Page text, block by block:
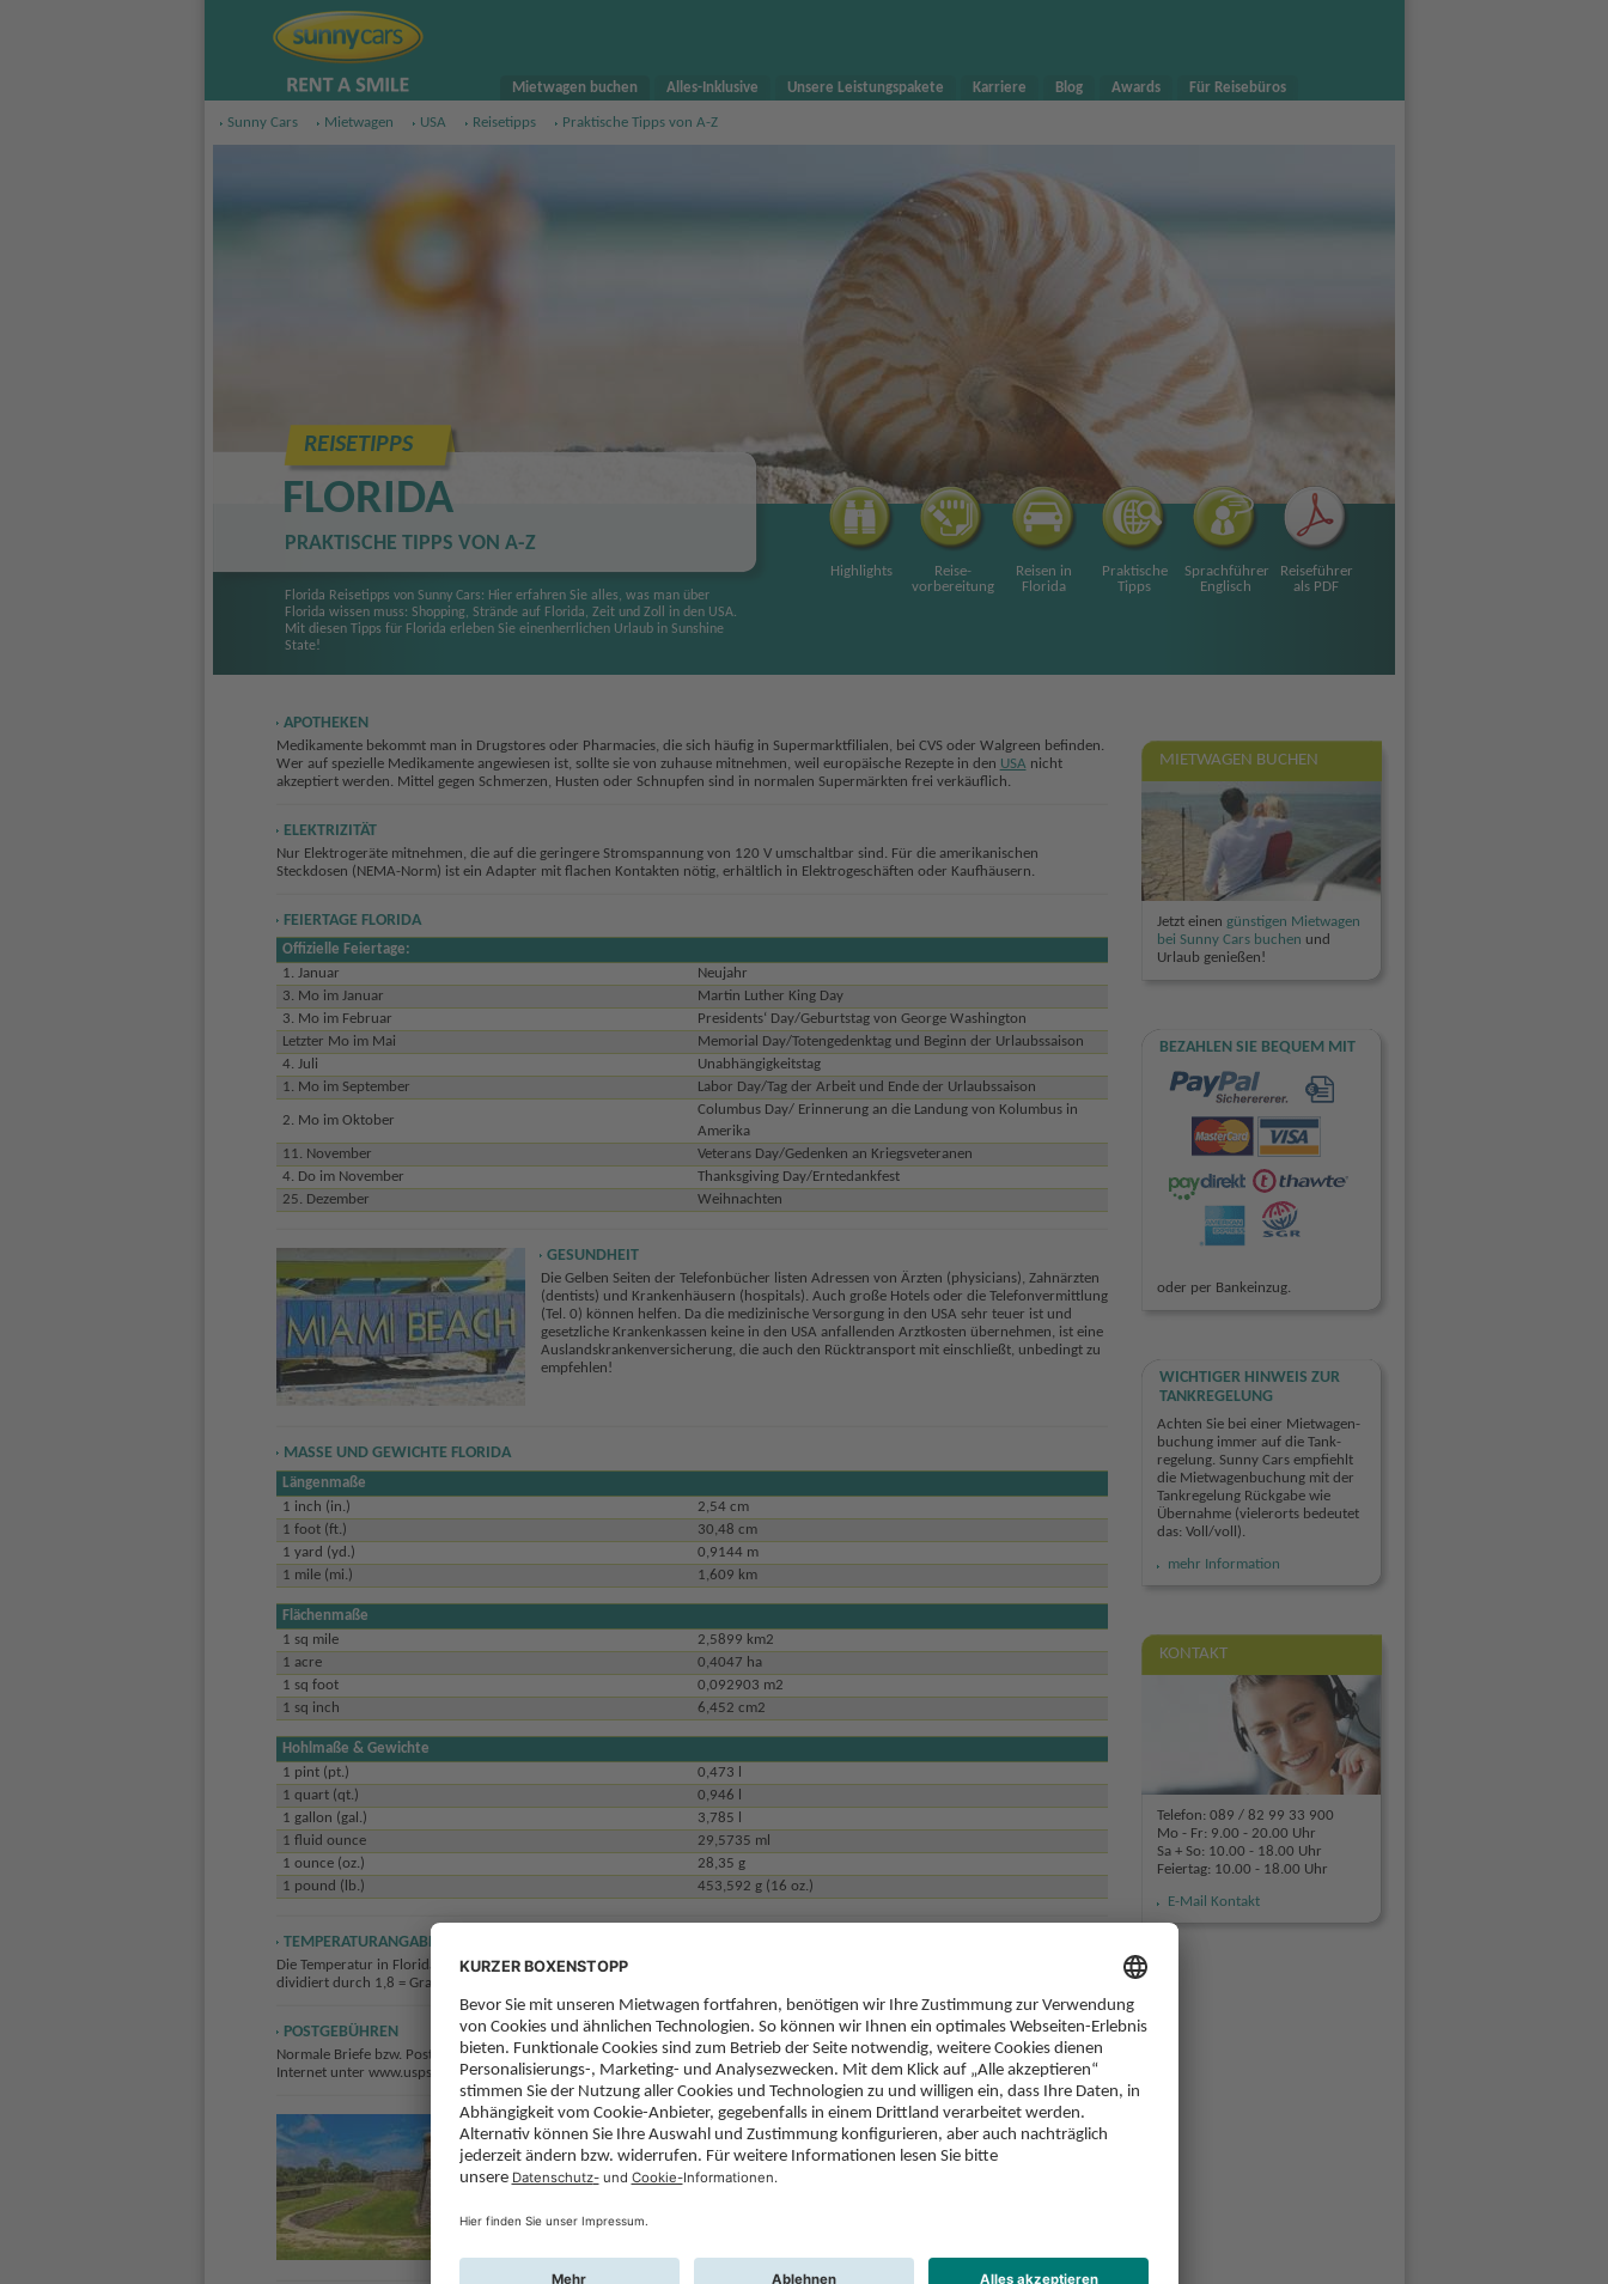
Mietwagen buchen Alles-Inklusive Unsere Leistungspakete Karriere Blog Awards Für Reisebüros
Sunny Cars Mietwagen USA Reisetipps Praktische Tipps von A-Z
REISETIPPS
FLORIDA
PRAKTISCHE TIPPS VON A-Z
Florida Reisetipps von Sunny Cars: Hier erfahren Sie alles, was man über
Florida wissen muss: Shopping, Strände auf Florida, Zeit und Zoll in den USA.
Mit diesen Tipps für Florida erleben Sie einenherrlichen Urlaub in Sunshine
State!
Highlights Reise-
vorbereitung
Reisen in
Florida
Praktische
Tipps
Sprachführer
Englisch
Reiseführer
als PDF
APOTHEKEN
Medikamente bekommt man in Drugstores oder Pharmacies, die sich häufig in Supermarktfilialen, bei CVS oder Walgreen befinden.
Wer auf spezielle Medikamente angewiesen ist, sollte sie von zuhause mitnehmen, weil europäische Rezepte in den USA nicht
akzeptiert werden. Mittel gegen Schmerzen, Husten oder Schnupfen sind in normalen Supermärkten frei verkäuflich.
ELEKTRIZITÄT
Nur Elektrogeräte mitnehmen, die auf die geringere Stromspannung von 120 V umschaltbar sind. Für die amerikanischen
Steckdosen (NEMA-Norm) ist ein Adapter mit flachen Kontakten nötig, erhältlich in Elektrogeschäften oder Kaufhäusern.
FEIERTAGE FLORIDA
Offizielle Feiertage:
1. Januar
Neujahr
3. Mo im Januar
Martin Luther King Day
3. Mo im Februar
Presidents‘ Day/Geburtstag von George Washington
Letzter Mo im Mai
Memorial Day/Totengedenktag und Beginn der Urlaubssaison
4. Juli
Unabhängigkeitstag
1. Mo im September
Labor Day/Tag der Arbeit und Ende der Urlaubssaison
2. Mo im Oktober
Columbus Day/ Erinnerung an die Landung von Kolumbus in
Amerika
11. November
Veterans Day/Gedenken an Kriegsveteranen
4. Do im November
Thanksgiving Day/Erntedankfest
25. Dezember
Weihnachten
GESUNDHEIT
Die Gelben Seiten der Telefonbücher listen Adressen von Ärzten (physicians), Zahnärzten
(dentists) und Krankenhäusern (hospitals). Auch große Hotels oder die Telefonvermittlung
(Tel. 0) können helfen. Da die medizinische Versorgung in den USA sehr teuer ist und
gesetzliche Krankenkassen keine in den USA anfallenden Arztkosten übernehmen, ist eine
Auslandskrankenversicherung, die auch den Rücktransport mit einschließt, unbedingt zu
empfehlen!
MASSE UND GEWICHTE FLORIDA
Längenmaße
1 inch (in.)
2,54 cm
1 foot (ft.)
30,48 cm
1 yard (yd.)
0,9144 m
1 mile (mi.)
1,609 km
Flächenmaße
1 sq mile
2,5899 km2
1 acre
0,4047 ha
1 sq foot
0,092903 m2
1 sq inch
6,452 cm2
Hohlmaße & Gewichte
1 pint (pt.)
0,473 l
1 quart (qt.)
0,946 l
1 gallon (gal.)
3,785 l
1 fluid ounce
29,5735 ml
1 ounce (oz.)
28,35 g
1 pound (lb.)
453,592 g (16 oz.)
TEMPERATURANGABEN FLORIDA
Die Temperatur in Florida wird in Grad Fahrenheit gemessen (°F). Für die Umrechnung gilt die Faustformel: Fahrenheit minus 32
dividiert durch 1,8 = Grad Celsius. Umgekehrt: Celsius multipliziert mit 1,8 plus 32 = Grad Fahrenheit.
POSTGEBÜHREN
Normale Briefe bzw. Postkarten nach Europa kosten 98 Cent Porto. Weitere Informationen über Postgebühren bekommt man im
Internet unter www.usps.com.
PRESSE
Auf den internationalen Flughäfen in Miami und Orlando findet man mit etwas Glück
auch deutschsprachige Zeitungen und Zeitschriften. Zu den populärsten
überregionalen Tageszeitungen gehört USA Today, während unter den regionalen
und die Gainesville Sun den Markt beherrschen. Im Zwei-Monats-Turnus erscheint das
MIETWAGEN BUCHEN
Jetzt einen günstigen Mietwagen
bei Sunny Cars buchen und
Urlaub genießen!
BEZAHLEN SIE BEQUEM MIT
oder per Bankeinzug.
WICHTIGER HINWEIS ZUR
TANKREGELUNG
Achten Sie bei einer Miet­wagen­
buchung immer auf die Tank­
regelung. Sunny Cars empfiehlt
die Mietwagen­buchung mit der
Tank­regelung Rückgabe wie
Übernahme (vielerorts bedeutet
das: Voll/voll).
mehr Information
KONTAKT
Telefon: 089 / 82 99 33 900
Mo - Fr: 9.00 - 20.00 Uhr
Sa + So: 10.00 - 18.00 Uhr
Feiertag: 10.00 - 18.00 Uhr
E-Mail Kontakt